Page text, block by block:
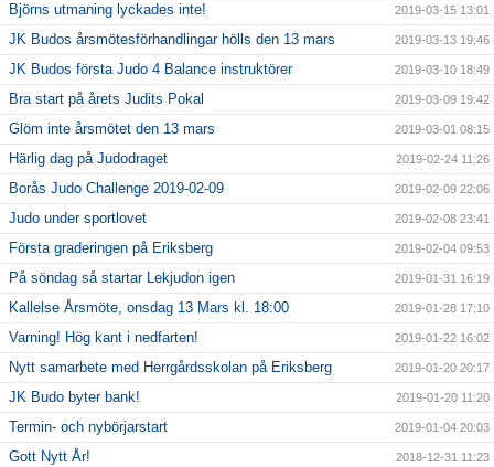
Björns utmaning lyckades inte! 2019-03-15 13:01
JK Budos årsmötesförhandlingar hölls den 13 mars 2019-03-13 19:46
JK Budos första Judo 4 Balance instruktörer 2019-03-10 18:49
Bra start på årets Judits Pokal 2019-03-09 19:42
Glöm inte årsmötet den 13 mars 2019-03-01 08:15
Härlig dag på Judodraget 2019-02-24 11:26
Borås Judo Challenge 2019-02-09 2019-02-09 22:06
Judo under sportlovet 2019-02-08 23:41
Första graderingen på Eriksberg 2019-02-04 09:53
På söndag så startar Lekjudon igen 2019-01-31 16:19
Kallelse Årsmöte, onsdag 13 Mars kl. 18:00 2019-01-28 17:10
Varning! Hög kant i nedfarten! 2019-01-22 16:02
Nytt samarbete med Herrgårdsskolan på Eriksberg 2019-01-20 20:17
JK Budo byter bank! 2019-01-20 11:20
Termin- och nybörjarstart 2019-01-04 20:03
Gott Nytt År! 2018-12-31 11:23